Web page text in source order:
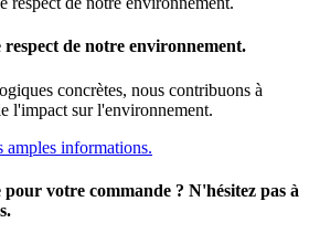
de notre environnement.
concrètes, nous contribuons à
l'impact sur l'environnement.
amples informations.
votre commande ? N'hésitez pas à